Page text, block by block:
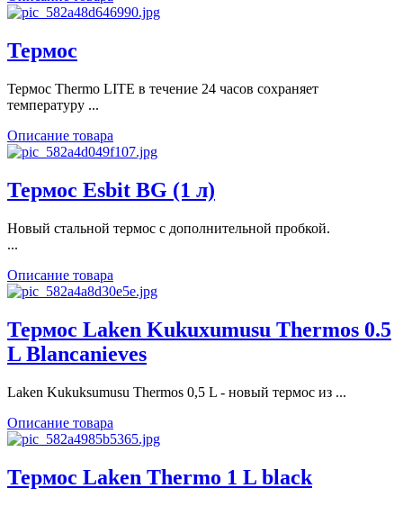
Термос
Термос Thermo LITE в течение 24 часов сохраняет
температуру ...
Описание товара
Термос Esbit BG (1 л)
Новый стальной термос с дополнительной пробкой.
...
Описание товара
Термос Laken Kukuxumusu Thermos 0.5
L Blancanieves
Laken Kukuksumusu Thermos 0,5 L - новый термос из ...
Описание товара
Термос Laken Thermo 1 L black